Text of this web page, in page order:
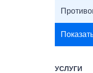
УСЛУГИ